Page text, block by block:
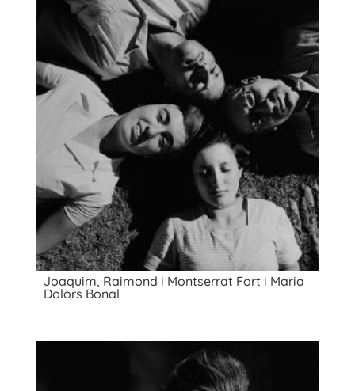
Joaquim, Raimond i Montserrat Fort i Maria
Dolors Bonal